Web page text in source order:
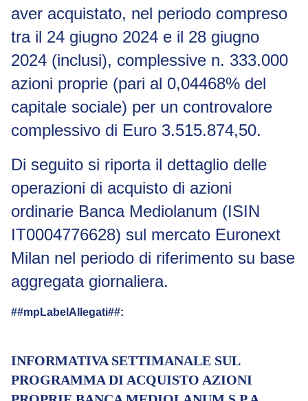
aver acquistato, nel periodo compreso
tra il 24 giugno 2024 e il 28 giugno
2024 (inclusi), complessive n. 333.000
azioni proprie (pari al 0,04468% del
capitale sociale) per un controvalore
complessivo di Euro 3.515.874,50.
Di seguito si riporta il dettaglio delle
operazioni di acquisto di azioni
ordinarie Banca Mediolanum (ISIN
IT0004776628) sul mercato Euronext
Milan nel periodo di riferimento su base
aggregata giornaliera.
##mpLabelAllegati##:
INFORMATIVA SETTIMANALE SUL
PROGRAMMA DI ACQUISTO AZIONI